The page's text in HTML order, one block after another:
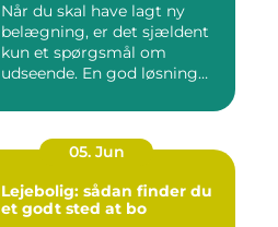
Når du skal have lagt ny
belægning, er det sjældent
kun et spørgsmål om
udseende. En god løsning
05. Jun
Lejebolig: sådan finder du
et godt sted at bo